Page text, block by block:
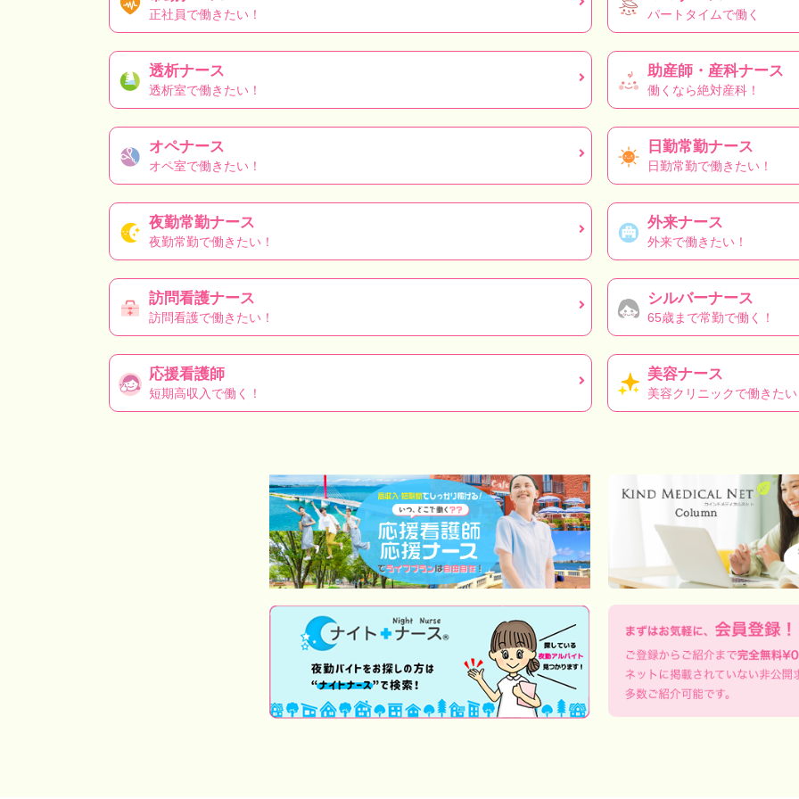
正社員で働きたい！ パートタイムで働く
透析ナース
透析室で働きたい！
助産師・産科ナース
働くなら絶対産科！
オペナース
オペ室で働きたい！
日勤常勤ナース
日勤常勤で働きたい！
夜勤常勤ナース
夜勤常勤で働きたい！
外来ナース
外来で働きたい！
訪問看護ナース
訪問看護で働きたい！
シルバーナース
65歳まで常勤で働く！
応援看護師
短期高収入で働く！
美容ナース
美容クリニックで働きたい